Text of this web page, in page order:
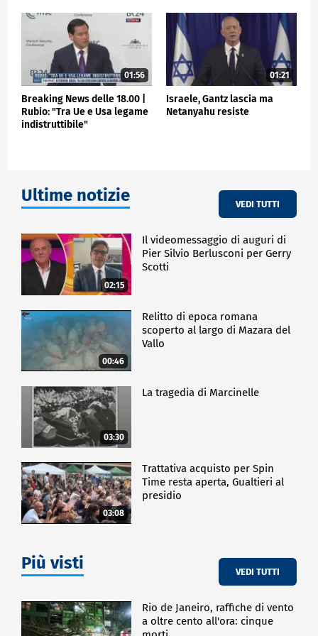
01:56
Breaking News delle 18.00 |
Rubio: "Tra Ue e Usa legame
indistruttibile"
01:21
Israele, Gantz lascia ma
Netanyahu resiste
Ultime notizie VEDI TUTTI
02:15
Il videomessaggio di auguri di
Pier Silvio Berlusconi per Gerry
Scotti
00:46
Relitto di epoca romana
scoperto al largo di Mazara del
Vallo
03:30
La tragedia di Marcinelle
03:08
Trattativa acquisto per Spin
Time resta aperta, Gualtieri al
presidio
Più visti VEDI TUTTI
Rio de Janeiro, raffiche di vento
a oltre cento all'ora: cinque